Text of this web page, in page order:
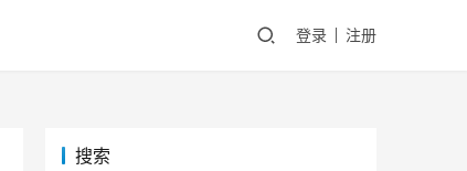
登录 注册
搜索